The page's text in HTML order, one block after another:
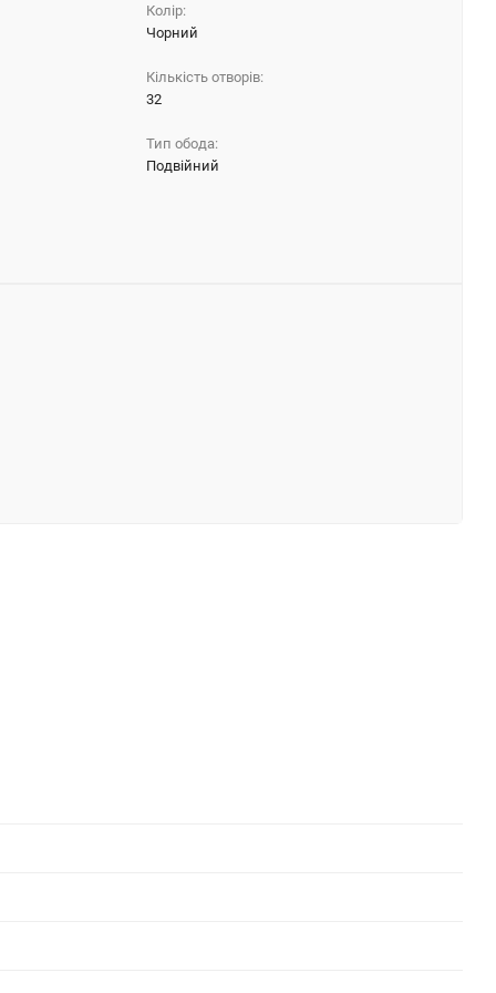
Колір:
Чорний
Кількість отворів:
32
Тип обода:
Подвійний